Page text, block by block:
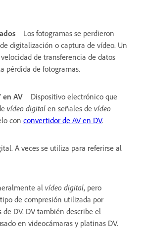
Los fotogramas se perdieron
digitalización o captura de vídeo. Un
de transferencia de datos
pérdida de fotogramas.
AV
Dispositivo electrónico que
vídeo digital en señales de vídeo
con convertidor de AV en DV.
A veces se utiliza para referirse al
al vídeo digital, pero
de compresión utilizada por
de DV. DV también describe el
en videocámaras y platinas DV.